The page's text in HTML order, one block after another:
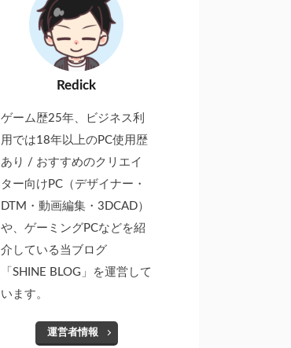
Redick
ゲーム歴25年、ビジネス利
用では18年以上のPC使用歴
あり / おすすめのクリエイ
ター向けPC（デザイナー・
DTM・動画編集・3DCAD）
や、ゲーミングPCなどを紹
介している当ブログ
「SHINE BLOG」を運営して
います。
運営者情報